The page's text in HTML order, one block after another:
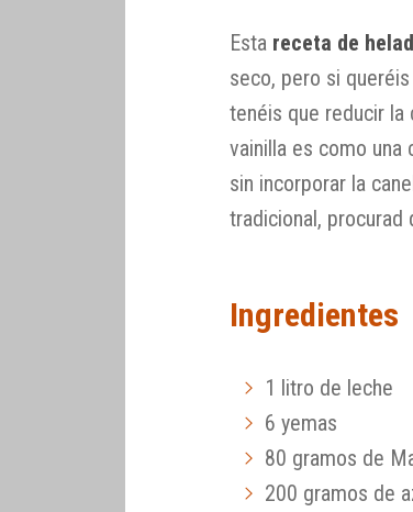
Esta receta de
seco, pero si
tenéis que reducir la
vainilla es como una
sin incorporar la
tradicional, procurad
Ingredientes
1 litro de leche
6 yemas
80 gramos de
200 gramos de